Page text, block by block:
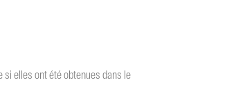
si elles ont été obtenues dans le